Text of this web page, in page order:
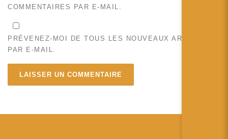
COMMENTAIRES PAR E-MAIL.
PRÉVENEZ-MOI DE TOUS LES NOUVEAUX ARTICLES
PAR E-MAIL.